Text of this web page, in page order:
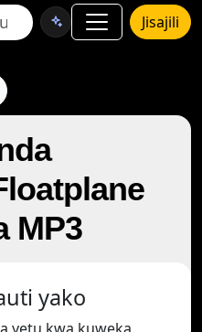
Jisajili
MP3
yako